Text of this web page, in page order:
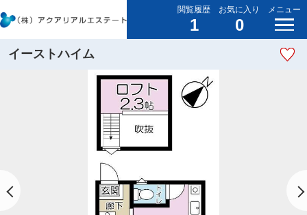
閲覧履歴
1
お気に入り
0
メニュー
イーストハイム